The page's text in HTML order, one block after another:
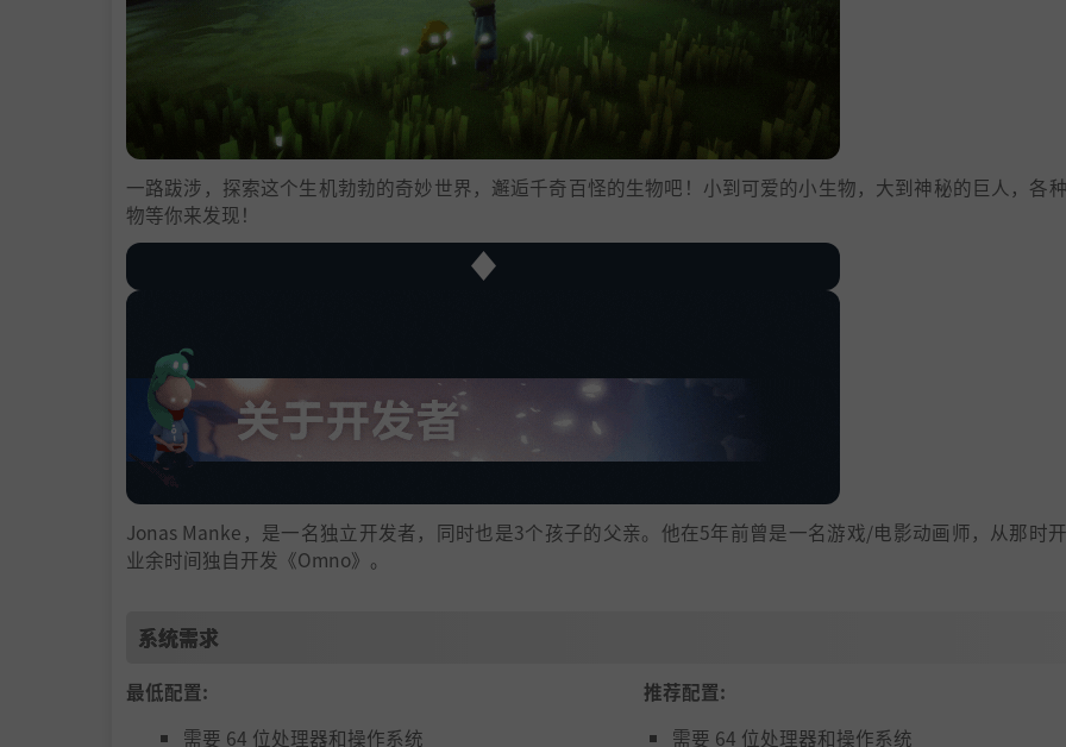
一路跋涉，探索这个生机勃勃的奇妙世界，邂逅千奇百怪的生物吧！小到可爱的小生物，大到神秘的巨人，各
物等你来发现！
Jonas Manke，是一名独立开发者，同时也是3个孩子的父亲。他在5年前曾是一名游戏/电影动画师，从那时
业余时间独自开发《Omno》。
系统需求
最低配置:
需要 64 位处理器和操作系统
推荐配置:
需要 64 位处理器和操作系统